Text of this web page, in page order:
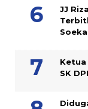
JJ
Ketua
SK